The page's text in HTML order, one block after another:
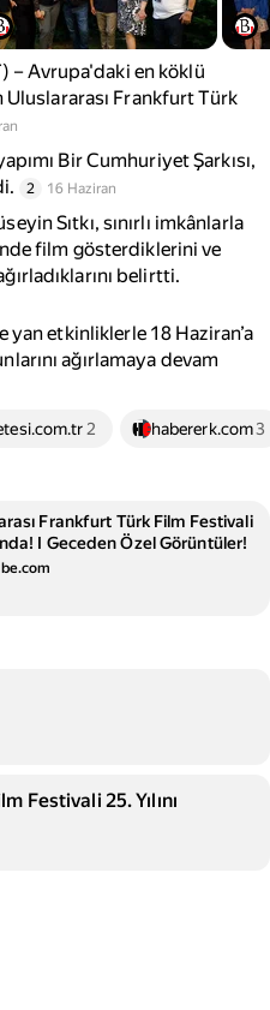
– Avrupa'daki en köklü
Frankfurt Türk
Bir Cumhuriyet Şarkısı,
2 16 Haziran
Sıtkı, sınırlı imkânlarla
film gösterdiklerini ve
belirtti.
etkinliklerle 18 Haziran’a
ağırlamaya devam
2 habererk.com3
Frankfurt Türk Film Festivali
25 yaşında! I Geceden Özel Görüntüler!
Festivali 25. Yılını